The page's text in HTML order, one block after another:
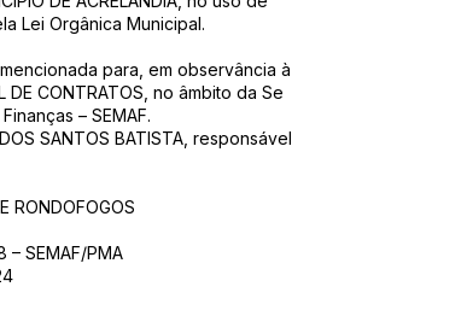
Lei Orgânica Municipal.
para, em observância à
CONTRATOS, no âmbito da Se
– SEMAF.
SANTOS BATISTA, responsável
RONDOFOGOS
– SEMAF/PMA